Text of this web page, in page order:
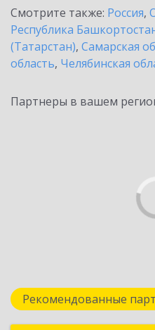
Смотрите также: Россия,
Республика
(Татарстан), Самарская
область, Челябинская
Партнеры в вашем
Рекомендованные